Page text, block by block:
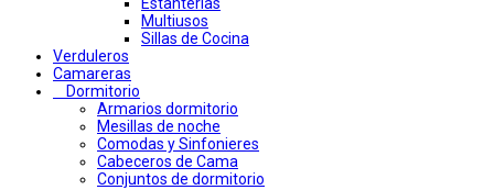
Estanterias
Multiusos
Sillas de Cocina
Verduleros
Camareras
Dormitorio
Armarios dormitorio
Mesillas de noche
Comodas y Sinfonieres
Cabeceros de Cama
Conjuntos de dormitorio